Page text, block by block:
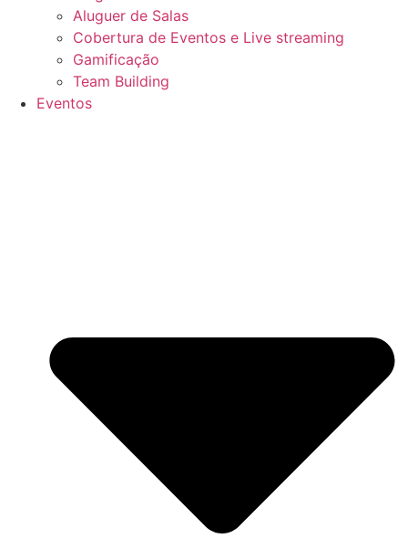
Aluguer de Salas
Cobertura de Eventos e Live streaming
Gamificação
Team Building
Eventos